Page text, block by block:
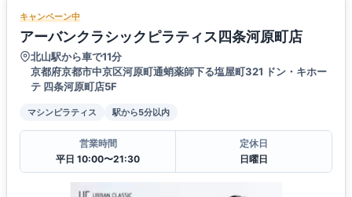
キャンペーン中
アーバンクラシックピラティス四条河原町店
北山駅から車で11分
京都府京都市中京区河原町通蛸薬師下る塩屋町321 ドン・キホー
テ 四条河原町店5F
マシンピラティス 駅から5分以内
営業時間
平日 10:00〜21:30
定休日
日曜日